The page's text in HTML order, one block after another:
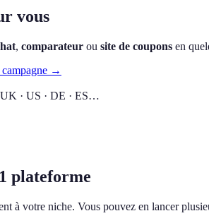
vous
, comparateur ou site de coupons en
→
UK · US · DE · ES…
plateforme
à votre niche. Vous pouvez en lancer